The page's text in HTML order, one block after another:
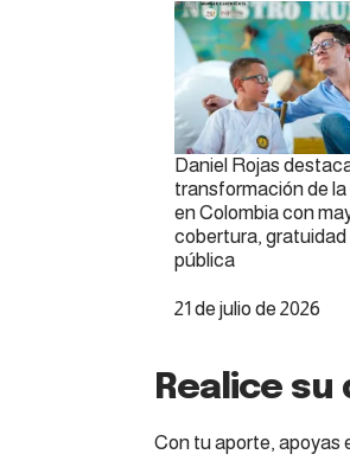
Daniel Rojas
transformación de
en Colombia con
cobertura, gratuidad
pública
Fecha
21 de julio de 2026
Realice
Con tu aporte, apoyas